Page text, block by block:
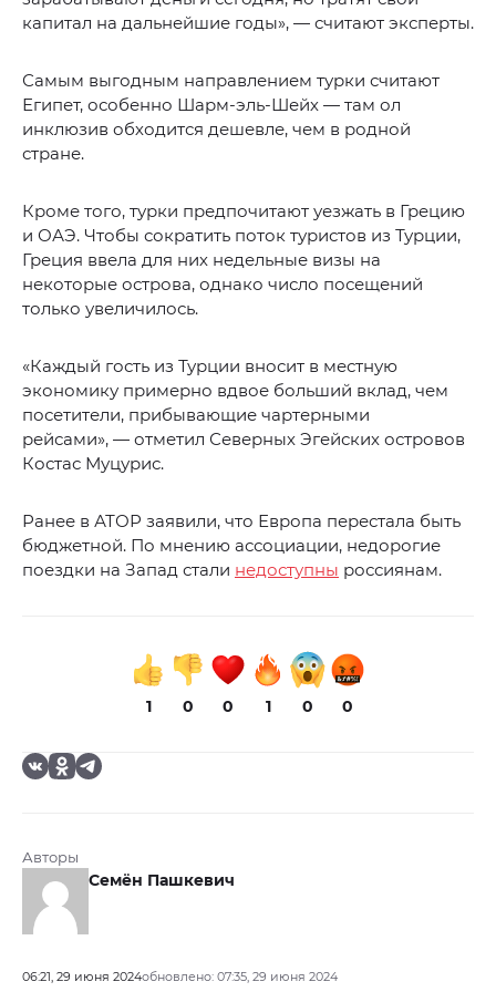
капитал на дальнейшие годы», — считают эксперты.
Самым выгодным направлением турки считают
Египет, особенно Шарм-эль-Шейх — там ол
инклюзив обходится дешевле, чем в родной
стране.
Кроме того, турки предпочитают уезжать в Грецию
и ОАЭ. Чтобы сократить поток туристов из Турции,
Греция ввела для них недельные визы на
некоторые острова, однако число посещений
только увеличилось.
«Каждый гость из Турции вносит в местную
экономику примерно вдвое больший вклад, чем
посетители, прибывающие чартерными
рейсами», — отметил Северных Эгейских островов
Костас Муцурис.
Ранее в АТОР заявили, что Европа перестала быть
бюджетной. По мнению ассоциации, недорогие
поездки на Запад стали недоступны россиянам.
1 0 0 1 0 0
Авторы
Семён Пашкевич
06:21, 29 июня 2024обновлено: 07:35, 29 июня 2024